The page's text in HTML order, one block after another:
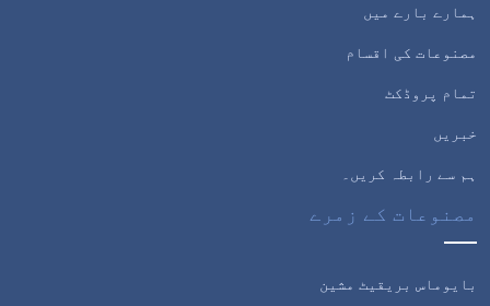
ہمارے بارے میں
مصنوعات کی اقسام
تمام پروڈکٹ
خبریں
ہم سے رابطہ کریں۔
مصنوعات کے زمرے
بایوماس بریقیٹ مشین